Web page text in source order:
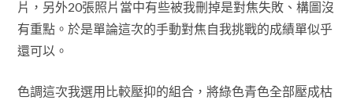
片，另外20張照片當中有些被我刪掉是對焦失敗、構圖沒
有重點。於是單論這次的手動對焦自我挑戰的成績單似乎
還可以。
色調這次我選用比較壓抑的組合，將綠色青色全部壓成枯